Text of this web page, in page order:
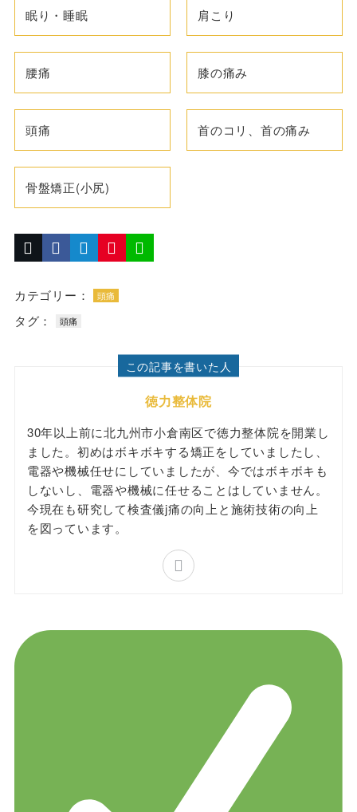
眠り・睡眠 肩こり
腰痛 膝の痛み
頭痛 首のコリ、首の痛み
骨盤矯正(小尻)
カテゴリー： 頭痛
タグ： 頭痛
この記事を書いた人
徳力整体院
30年以上前に北九州市小倉南区で徳力整体院を開業し
ました。初めはボキボキする矯正をしていましたし、
電器や機械任せにしていましたが、今ではボキボキも
しないし、電器や機械に任せることはしていません。
今現在も研究して検査儀j痛の向上と施術技術の向上
を図っています。